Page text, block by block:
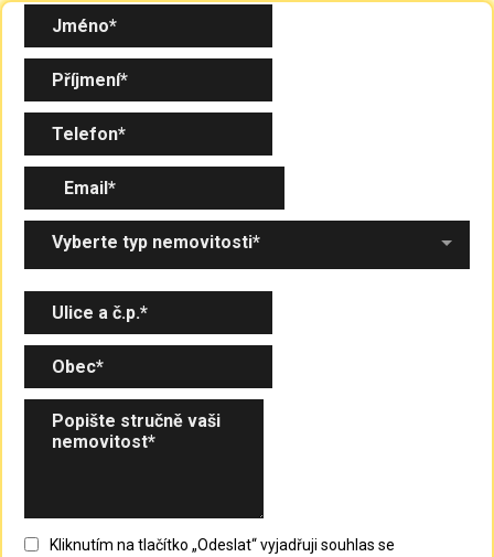
Vyberte typ nemovitosti*
Kliknutím na tlačítko „Odeslat“ vyjadřuji souhlas se